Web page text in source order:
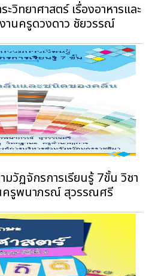
วิทยาศาสตร์ เรื่องอาหารและ
านครูดวงดาว ชัยวรรณ์
วัฏจักรการเรียนรู้ 7ขั้น วิชา
รูพนาภรณ์ สุวรรณศรี